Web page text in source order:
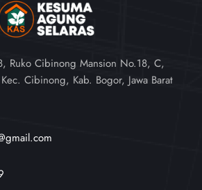
Ruko Cibinong Mansion No.18, C,
Cibinong, Kab. Bogor, Jawa Barat